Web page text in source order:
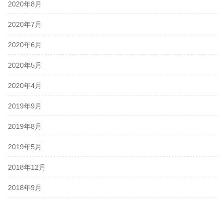
2020年8月
2020年7月
2020年6月
2020年5月
2020年4月
2019年9月
2019年8月
2019年5月
2018年12月
2018年9月